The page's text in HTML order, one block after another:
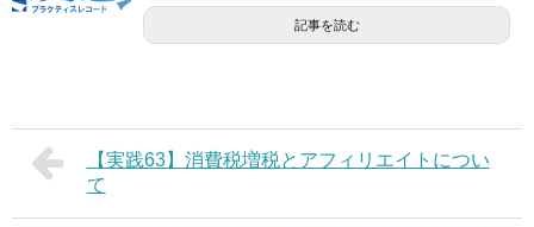
記事を読む
【実践63】消費税増税とアフィリエイトについ
て